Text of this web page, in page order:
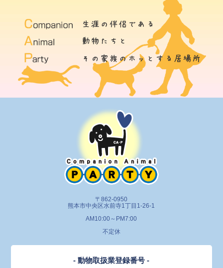
〒862-0950
熊本市中央区水前寺1丁目1-26-1
AM10:00～PM7:00
不定休
- 動物取扱業登録番号 -